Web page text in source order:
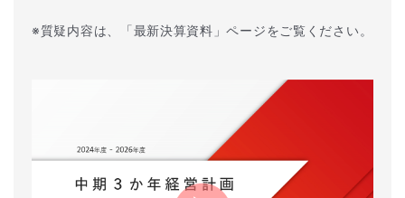
※質疑内容は、「最新決算資料」ページをご覧ください。